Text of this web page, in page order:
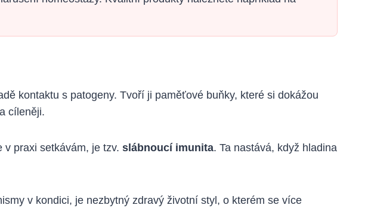
kontaktu s patogeny. Tvoří ji paměťové buňky, které si dokážou
cíleněji.
praxi setkávám, je tzv. slábnoucí imunita. Ta nastává, když hladina
v kondici, je nezbytný zdravý životní styl, o kterém se více